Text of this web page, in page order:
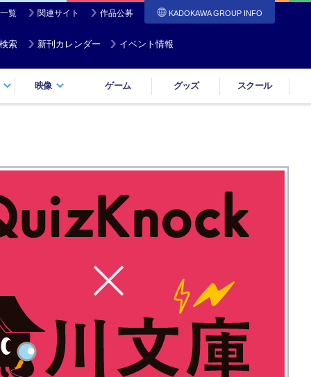
覧 関連サイト 作品公募 KADOKAWA GROUP INFO
索 新刊カレンダー イベント情報
映像 ゲーム グッズ スクール